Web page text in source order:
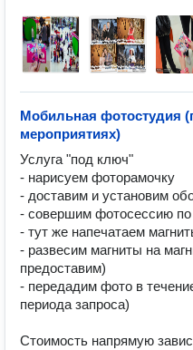
Мобильная фотостудия
мероприятиях)
Услуга "под ключ"
- нарисуем фоторамочку
- доставим и установим
- совершим фотосессию
- тут же напечатаем
- развесим магниты на
предоставим)
- передадим фото в
периода запроса)
Стоимость напрямую